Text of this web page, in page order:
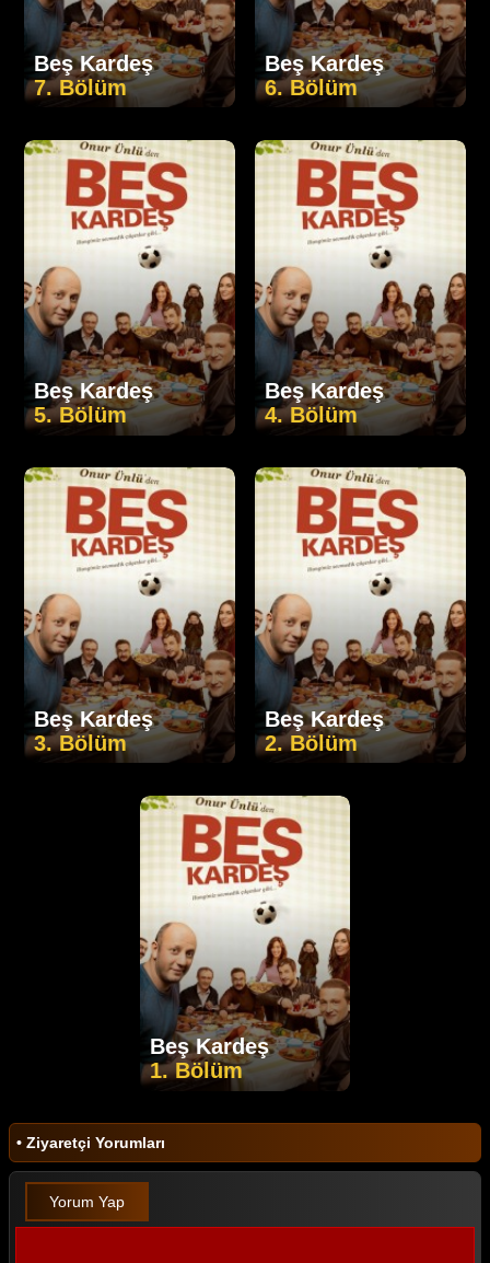
Beş Kardeş
7. Bölüm
Beş Kardeş
6. Bölüm
Beş Kardeş
5. Bölüm
Beş Kardeş
4. Bölüm
Beş Kardeş
3. Bölüm
Beş Kardeş
2. Bölüm
Beş Kardeş
1. Bölüm
• Ziyaretçi Yorumları
Yorum Yap